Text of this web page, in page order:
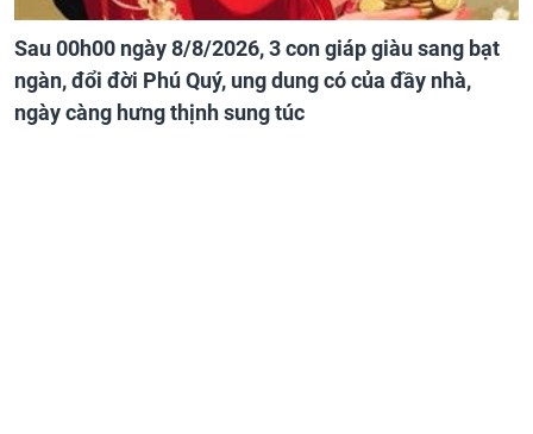
Sau 00h00 ngày 8/8/2026, 3 con giáp giàu sang bạt
ngàn, đổi đời Phú Quý, ung dung có của đầy nhà,
ngày càng hưng thịnh sung túc